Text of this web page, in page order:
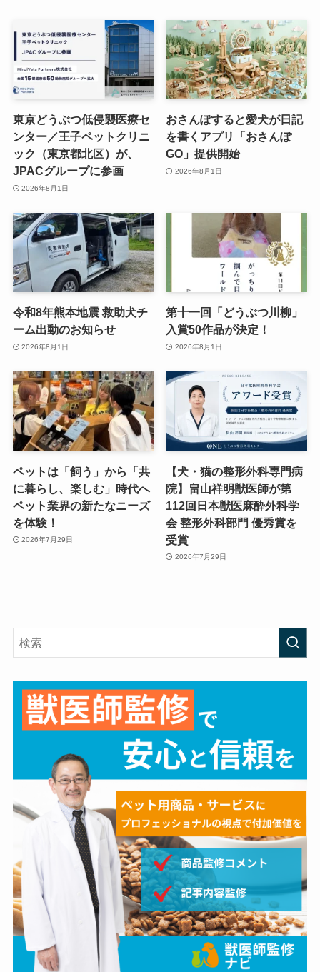
東京どうぶつ低侵襲医療セ
ンター／王子ペットクリニ
ック（東京都北区）が、
JPACグループに参画
2026年8月1日
おさんぽすると愛犬が日記
を書くアプリ「おさんぽ
GO」提供開始
2026年8月1日
令和8年熊本地震 救助犬チ
ーム出動のお知らせ
2026年8月1日
第十一回「どうぶつ川柳」
入賞50作品が決定！
2026年8月1日
ペットは「飼う」から「共
に暮らし、楽しむ」時代へ
ペット業界の新たなニーズ
を体験！
2026年7月29日
【犬・猫の整形外科専門病
院】畠山祥明獣医師が第
112回日本獣医麻酔外科学
会 整形外科部門 優秀賞を
受賞
2026年7月29日